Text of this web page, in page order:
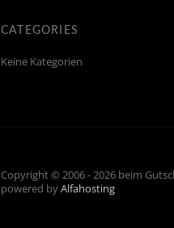
CATEGORIES
Keine Kategorien
Copyright © 2006 - 2026 beim
powered byAlfahosting